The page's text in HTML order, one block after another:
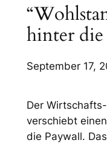
hinter
September 17,
Der
verschiebt
die Paywall.